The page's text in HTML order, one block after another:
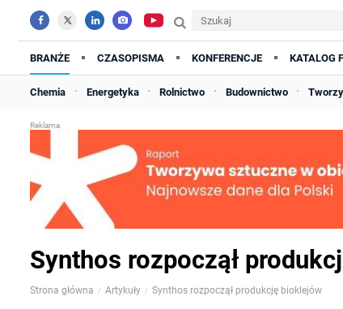
BRANŻE CZASOPISMA KONFERENCJE KATALOG
Chemia Energetyka Rolnictwo Budownictwo
Synthos rozpoczął
Strona główna Artykuły Synthos rozpoczął produkcję bioklejów